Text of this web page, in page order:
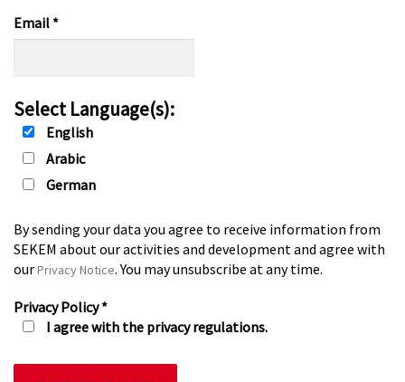
Email *
Select Language(s):
English
Arabic
German
By sending your data you agree to receive information from
SEKEM about our activities and development and agree with
ourPrivacy Notice. You may unsubscribe at any time.
Privacy Policy*
I agree with the privacy regulations.